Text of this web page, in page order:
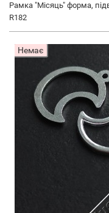
Рамка "Місяць" форма,
R182
Немає